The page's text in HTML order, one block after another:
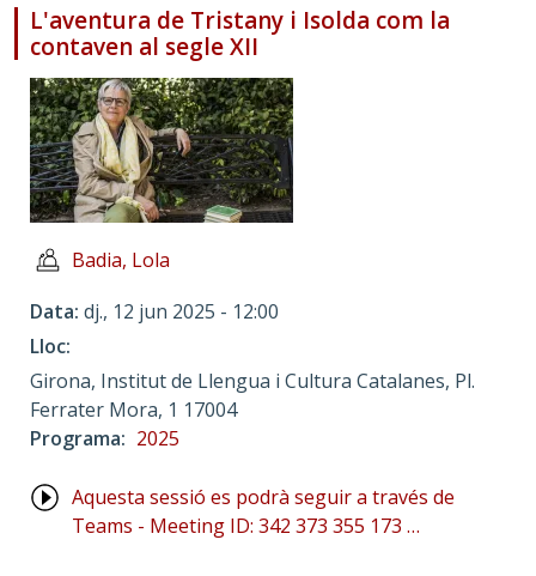
L'aventura de Tristany i Isolda com la
contaven al segle XII
Badia, Lola
Data dj., 12 jun 2025 - 12:00
Lloc
Girona, Institut de Llengua i Cultura Catalanes, Pl.
Ferrater Mora, 1 17004
Programa
2025
Aquesta sessió es podrà seguir a través de
Teams - Meeting ID: 342 373 355 173 …